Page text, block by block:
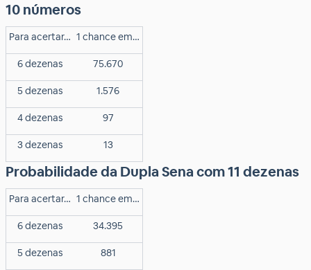
10 números
Para acertar… 1 chance em…
6 dezenas 75.670
5 dezenas 1.576
4 dezenas 97
3 dezenas 13
Probabilidade da Dupla Sena com 11 dezenas
Para acertar… 1 chance em…
6 dezenas 34.395
5 dezenas 881